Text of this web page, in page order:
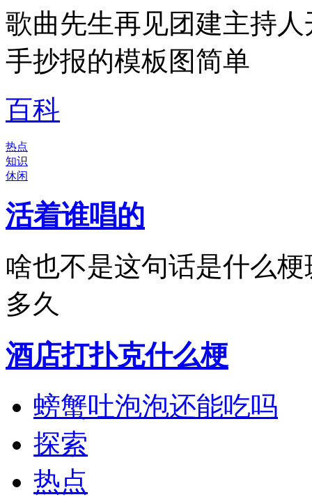
歌曲先生再见团建主持
手抄报的模板图简单
百科
热点
知识
休闲
活着谁唱的
啥也不是这句话是什么
多久
酒店打扑克什么梗
螃蟹吐泡泡还能吃吗
探索
热点